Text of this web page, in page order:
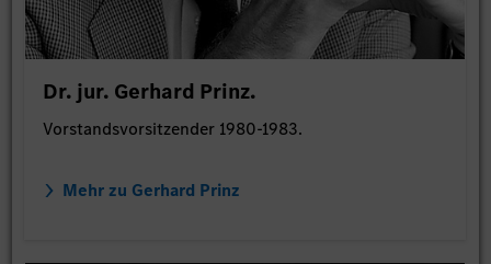
Dr. jur. Gerhard Prinz.
Vorstandsvorsitzender 1980-1983.
Mehr zu Gerhard Prinz